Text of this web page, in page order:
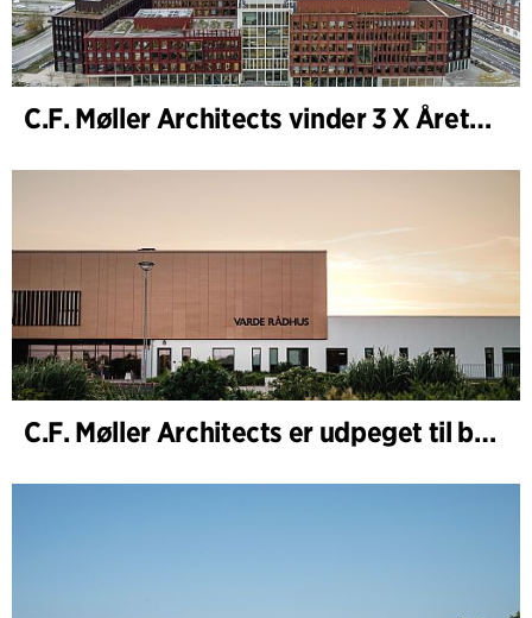
C.F. Møller Architects vinder 3 X Årets Byggeri 2025
C.F. Møller Architects er udpeget til bygherrerådgiver i udvidelsen af Varde Rådhus